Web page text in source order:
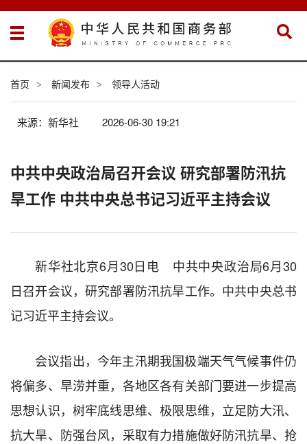
首页 > 新闻发布 > 领导人活动
来源：新华社 2026-06-30 19:21
中共中央政治局召开会议 研究部署防汛抗
旱工作 中共中央总书记习近平主持会议
新华社北京6月30日电 中共中央政治局6月30
日召开会议，研究部署防汛抗旱工作。中共中央总书
记习近平主持会议。
会议指出，今年主汛期我国极端天气气候事件仍
将偏多、旱涝并重，各地区各有关部门要进一步提高
思想认识，树牢底线思维、极限思维，立足防大汛、
抗大旱、防强台风，采取有力措施做好防汛抗旱、抢